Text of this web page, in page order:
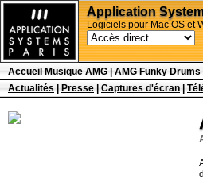
Application
Logiciels pour Mac OS et
Accueil Musique AMG
AMG Funky
Actualités
Presse Captures d'écran